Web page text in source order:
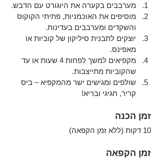
מערבבים בקערה את היוגורט עם הדבש.
מוסיפים את האוכמניות, פתיתי הקוקוס
והשקדים ומערבבים בעדינות.
יוצקים לתבנית סיליקון של קוביות או
מאפינס.
מקפיאים למשך לפחות 4 שעות או עד
שהקוביות מתייצבות.
שולפים ומגישים ישר מהמקפיא – ביס
קריר, חגיגי ובריא!
זמן הכנה
10 דקות (ללא זמן הקפאה)
זמן הקפאה